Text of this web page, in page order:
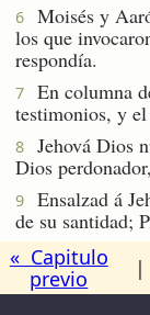
6
Moisés y
los que
respondía.
7
En columna
testimonios, y el
8
Jehová Dios
Dios
9
Ensalzad á
de su santidad;
« Capitulo
previo
|